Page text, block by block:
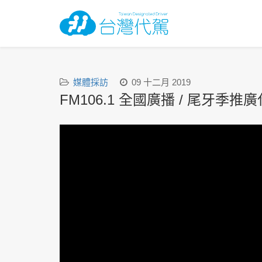
媒體採訪 09 十二月 2019
FM106.1 全國廣播 / 尾牙季推廣